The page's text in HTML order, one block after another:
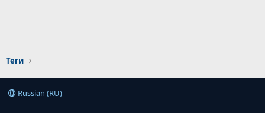
Теги
Russian (RU)